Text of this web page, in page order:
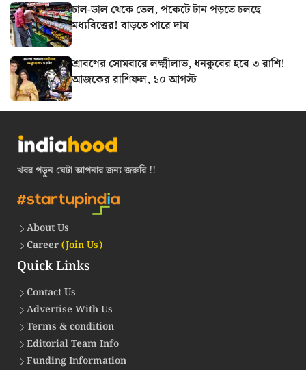
চাল-ডাল থেকে তেল, পকেটে টান পড়তে চলছে
মধ্যবিত্তের! বাড়তে পারে দাম
শ্রাবণের সোমবারে লক্ষ্মীলাভ, ধনকুবের হবে ৩ রাশি!
আজকের রাশিফল, ১০ আগস্ট
খবর পড়ুন যেটা আপনার জন্য জরুরি !!
About Us
Career(Join Us)
Quick Links
Contact Us
Advertise With Us
Terms & condition
Editorial Team Info
Funding Information